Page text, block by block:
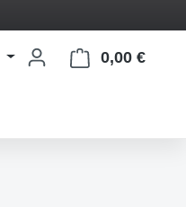
0,00 €